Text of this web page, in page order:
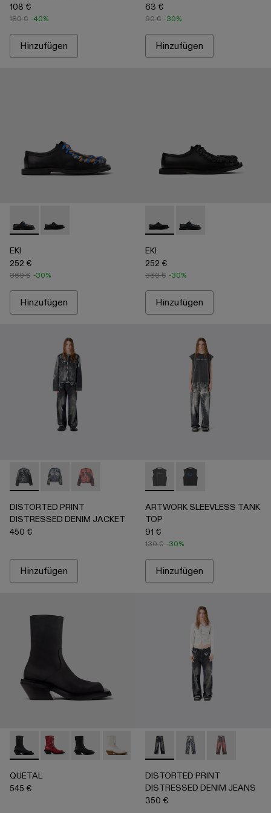
108 €
180 € -40%
Hinzufügen
63 €
90 € -30%
Hinzufügen
EKI - A500049-004 - Black
EKI - A500049-001 - Black
EKI
252 €
360 € -30%
Hinzufügen
EKI - A500049-001 - Black
EKI - A500049-004 -
EKI
252 €
360 € -30%
Hinzufügen
DISTORTED PRINT DISTRESSED DENIM JACKET -
DISTORTED PRINT DISTRESSED DENIM
DISTORTED PRINT DISTRESSED DENIM
DISTORTED PRINT
DISTRESSED DENIM JACKET
450 €
Hinzufügen
ARTWORK SLEEVLESS
ARTWORK
ARTWORK SLEEVLESS TANK
TOP
91 €
130 € -30%
Hinzufügen
QUETAL - A700021-001 - Schwarzer Stiefel aus Nubukleder
QUETAL - A700021-008
QUETAL - A700021-007
QUETAL - A700021-004
QUETAL - A700021-003
QUETAL - A700021-002
QUETAL
545 €
DISTORTED PRINT
DISTORTED
DISTORTED PRINT
DISTRESSED DENIM JEANS
350 €